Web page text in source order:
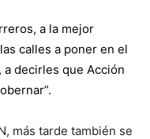
a la mejor
calles a poner en el
decirles que Acción
más tarde también se